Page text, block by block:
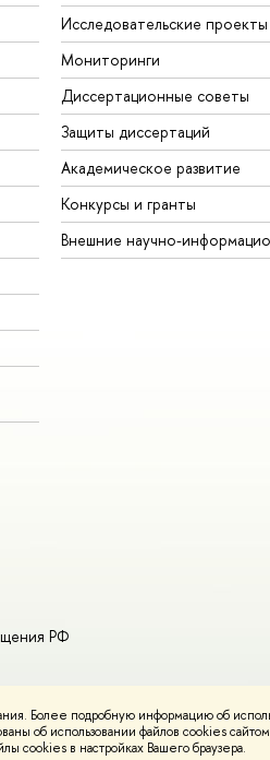
Более подробную информацию об
об использовании файлов cookies
cookies в настройках Вашего браузера.
Исследовательские проекты
Мониторинги
Диссертационные советы
Защиты диссертаций
Академическое развитие
Конкурсы и гранты
Внешние научно-
РФ
Карта сайта